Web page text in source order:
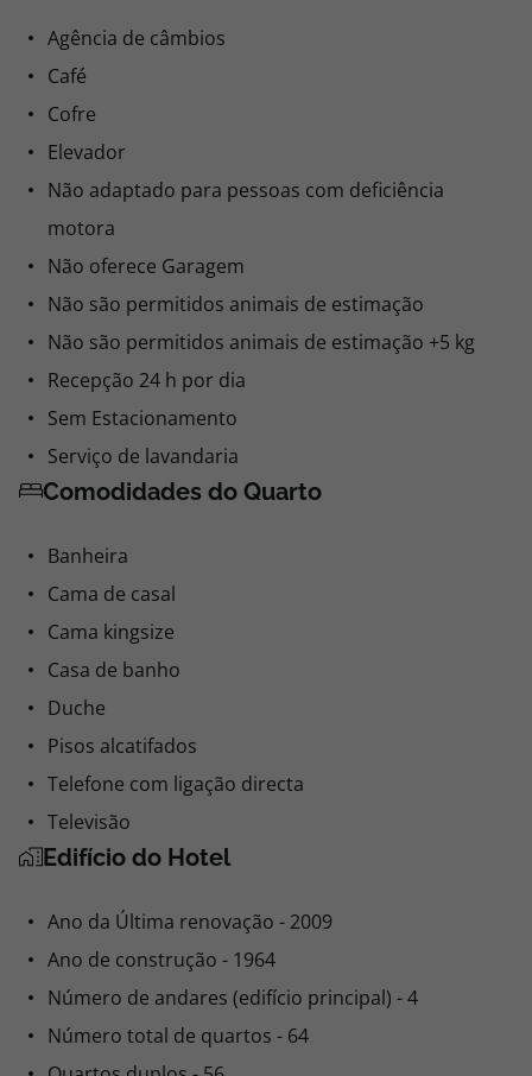
Agência de câmbios
Café
Cofre
Elevador
Não adaptado para pessoas com deficiência
motora
Não oferece Garagem
Não são permitidos animais de estimação
Não são permitidos animais de estimação +5 kg
Recepção 24 h por dia
Sem Estacionamento
Serviço de lavandaria
Comodidades do Quarto
Banheira
Cama de casal
Cama kingsize
Casa de banho
Duche
Pisos alcatifados
Telefone com ligação directa
Televisão
Edifício do Hotel
Ano da Última renovação - 2009
Ano de construção - 1964
Número de andares (edifício principal) - 4
Número total de quartos - 64